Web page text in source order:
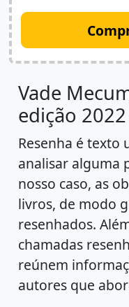
Vade
edição
Resenha é texto
analisar alguma
nosso caso, as
livros, de modo
resenhados.
chamadas
reúnem
autores que